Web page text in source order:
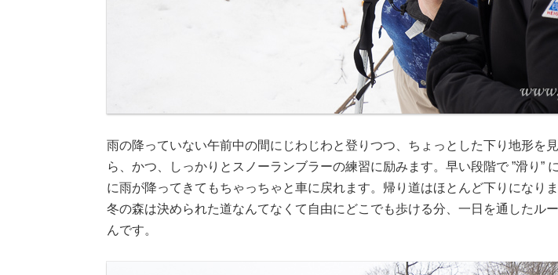
雨の降っていない午前中の間にじわじわと登りつつ、ちょっとした下り地形を
ら、かつ、しっかりとスノーランブラーの練習に励みます。早い段階で ”滑り”
に雨が降ってきてもちゃっちゃと車に戻れます。帰り道はほとんど下りになりま
冬の森は決められた道なんてなくて自由にどこでも歩ける分、一日を通したル
んです。